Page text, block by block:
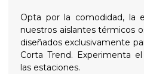
Opta por la comodidad, la
nuestros aislantes térmicos
diseñados exclusivamente
Corta Trend. Experimenta
las estaciones.